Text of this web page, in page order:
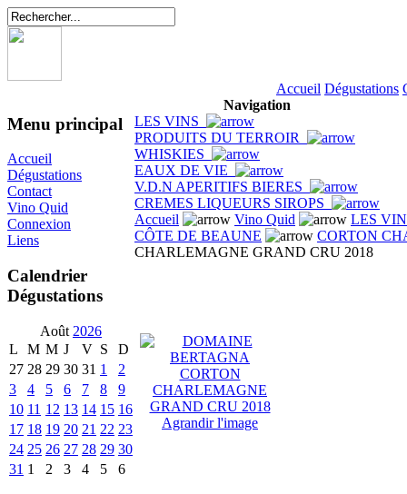
Accueil Dégustations
Menu principal
Accueil
Dégustations
Contact
Vino Quid
Connexion
Liens
Calendrier
Dégustations
Août 2026
L
M M J V S
D
27 28 29 30 31 1
2
3
4 5 6 7 8
9
10 11 12 13 14 15 16
17 18 19 20 21 22 23
24 25 26 27 28 29 30
31 1 2 3 4 5 6
Navigation
LES VINS
PRODUITS DU TERROIR
WHISKIES
EAUX DE VIE
V.D.N APERITIFS BIERES
CREMES LIQUEURS SIROPS
Accueil
Vino Quid
LES
CÔTE DE BEAUNE
CORTON
CHARLEMAGNE GRAND CRU 2018
Agrandir l'image